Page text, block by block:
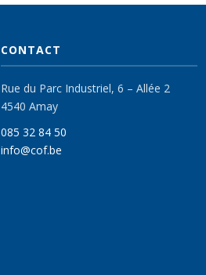
CONTACT
Rue du Parc Industriel, 6 – Allée 2
4540 Amay
085 32 84 50
info@cof.be